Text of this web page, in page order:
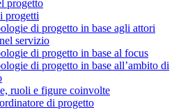
progetto
progetti
di progetto in base agli attori
servizio
di progetto in base al focus
di progetto in base all’ambito di
ruoli e figure coinvolte
di progetto